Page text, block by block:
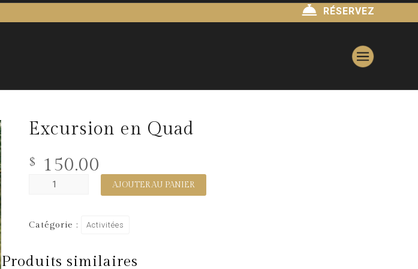
RÉSERVEZ
Excursion en Quad
$ 150.00
AJOUTER AU PANIER
Catégorie : Activitées
Produits similaires